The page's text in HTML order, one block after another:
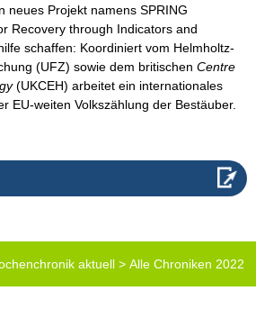
neues Projekt namens SPRING
Recovery through Indicators and
schaffen: Koordiniert vom Helmholtz-
(UFZ) sowie dem britischen Centre
(UKCEH) arbeitet ein internationales
EU-weiten Volkszählung der Bestäuber.
aktuell > Alle Chroniken 2022